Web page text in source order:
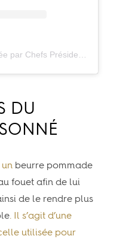
Une publication partagée par Chefs Président Professionnel (@chefspresidentprofessionnel)
DU
un beurre pommade
fouet afin de lui
de le rendre plus
. Il s’agit d’une
utilisée pour